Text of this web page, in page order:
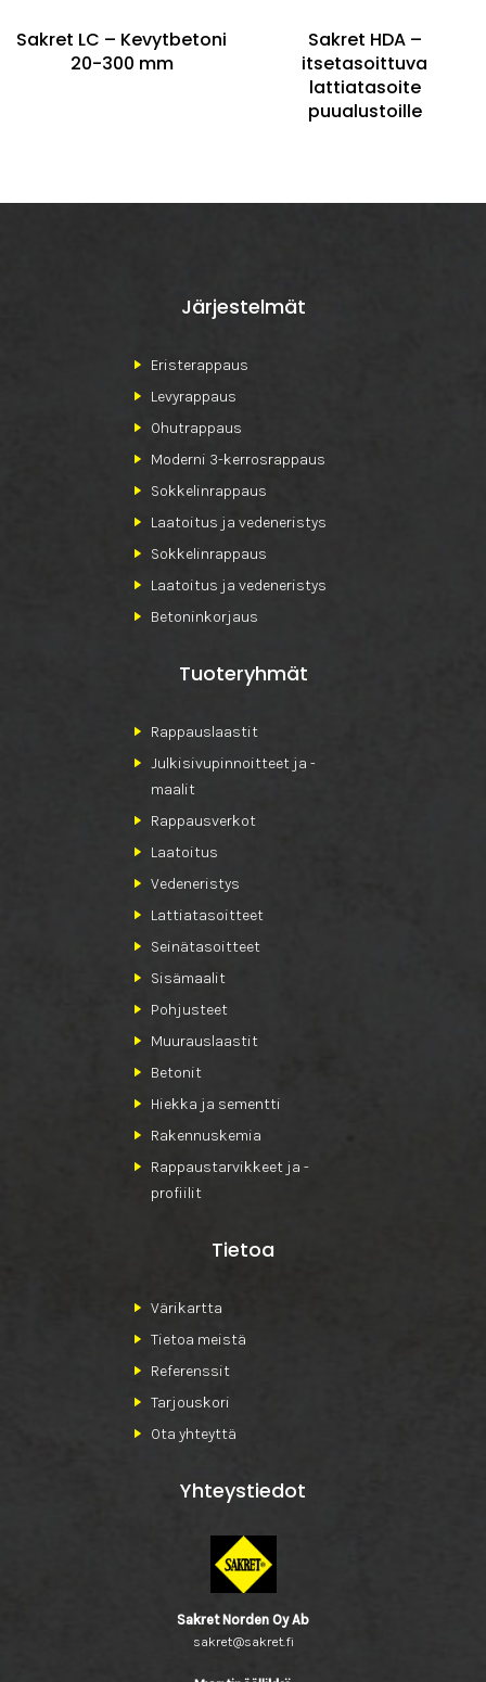
Sakret LC – Kevytbetoni
20-300 mm
Sakret HDA –
itsetasoittuva
lattiatasoite
puualustoille
Järjestelmät
Eristerappaus
Levyrappaus
Ohutrappaus
Moderni 3-kerrosrappaus
Sokkelinrappaus
Laatoitus ja vedeneristys
Sokkelinrappaus
Laatoitus ja vedeneristys
Betoninkorjaus
Tuoteryhmät
Rappauslaastit
Julkisivupinnoitteet ja -
maalit
Rappausverkot
Laatoitus
Vedeneristys
Lattiatasoitteet
Seinätasoitteet
Sisämaalit
Pohjusteet
Muurauslaastit
Betonit
Hiekka ja sementti
Rakennuskemia
Rappaustarvikkeet ja -
profiilit
Tietoa
Värikartta
Tietoa meistä
Referenssit
Tarjouskori
Ota yhteyttä
Yhteystiedot
Sakret Norden Oy Ab
sakret@sakret.fi